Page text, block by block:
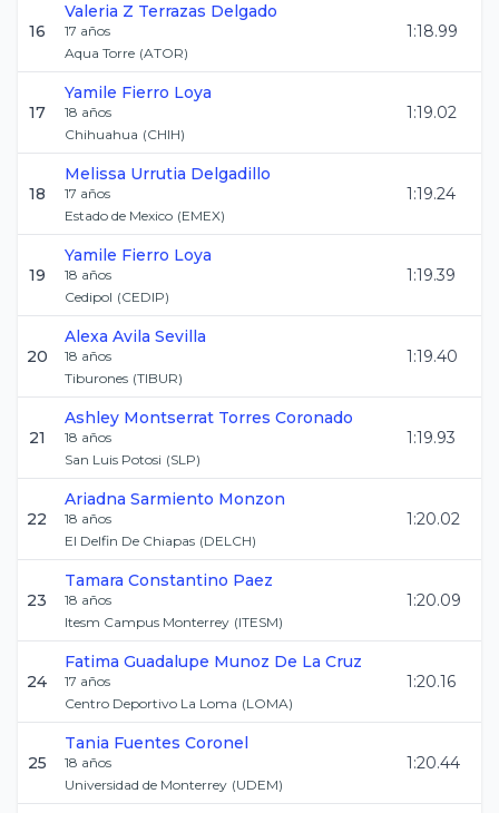
16
Valeria Z Terrazas Delgado
17 años
Aqua Torre (ATOR)
1:18.99
17
Yamile Fierro Loya
18 años
Chihuahua (CHIH)
1:19.02
18
Melissa Urrutia Delgadillo
17 años
Estado de Mexico (EMEX)
1:19.24
19
Yamile Fierro Loya
18 años
Cedipol (CEDIP)
1:19.39
20
Alexa Avila Sevilla
18 años
Tiburones (TIBUR)
1:19.40
21
Ashley Montserrat Torres Coronado
18 años
San Luis Potosi (SLP)
1:19.93
22
Ariadna Sarmiento Monzon
18 años
El Delfin De Chiapas (DELCH)
1:20.02
23
Tamara Constantino Paez
18 años
Itesm Campus Monterrey (ITESM)
1:20.09
24
Fatima Guadalupe Munoz De La Cruz
17 años
Centro Deportivo La Loma (LOMA)
1:20.16
25
Tania Fuentes Coronel
18 años
Universidad de Monterrey (UDEM)
1:20.44